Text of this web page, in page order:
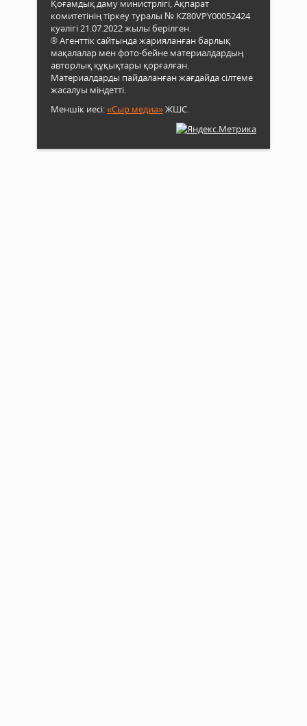
Қоғамдық даму министрлігі, Ақпарат
комитетінің тіркеу туралы № KZ80VPY00052424
куәлігі 21.07.2022 жылы берілген.
® Агенттік сайтында жарияланған барлық
мақалалар мен фото-бейне материалдардың
авторлық құқықтары қорғалған.
Материалдарды пайдаланған жағдайда сілтеме
жасалуы міндетті.
Меншік иесі:«Сыр медиа»ЖШС.